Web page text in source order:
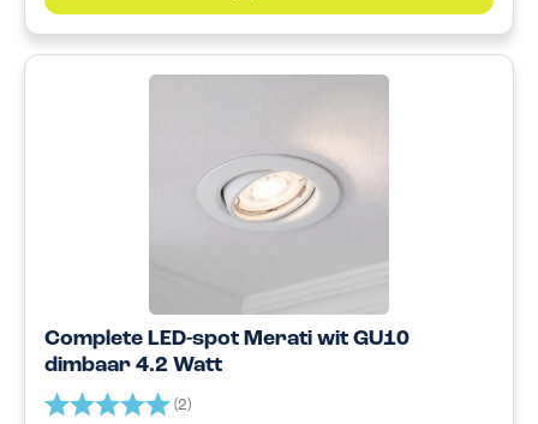
Complete LED-spot Merati wit GU10
dimbaar 4.2 Watt
Beoordeling: (2)